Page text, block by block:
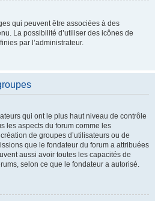
qui peuvent être associées à des
La possibilité d’utiliser des icônes de
par l’administrateur.
qui ont le plus haut niveau de contrôle
les aspects du forum comme les
de groupes d’utilisateurs ou de
que le fondateur du forum a attribuées
aussi avoir toutes les capacités de
selon ce que le fondateur a autorisé.